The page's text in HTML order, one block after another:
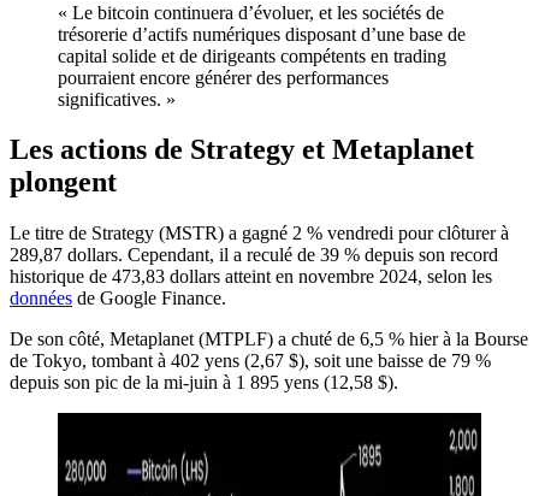
« Le bitcoin continuera d’évoluer, et les sociétés de
trésorerie d’actifs numériques disposant d’une base de
capital solide et de dirigeants compétents en trading
pourraient encore générer des performances
significatives. »
Les actions de Strategy et Metaplanet
plongent
Le titre de Strategy (MSTR) a gagné 2 % vendredi pour clôturer à
289,87 dollars. Cependant, il a reculé de 39 % depuis son record
historique de 473,83 dollars atteint en novembre 2024, selon les
données de Google Finance.
De son côté, Metaplanet (MTPLF) a chuté de 6,5 % hier à la Bourse
de Tokyo, tombant à 402 yens (2,67 $), soit une baisse de 79 %
depuis son pic de la mi-juin à 1 895 yens (12,58 $).